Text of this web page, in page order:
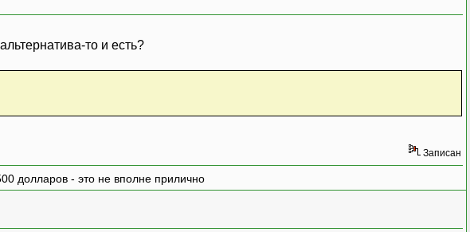
то и есть?
Записан
долларов - это не вполне прилично